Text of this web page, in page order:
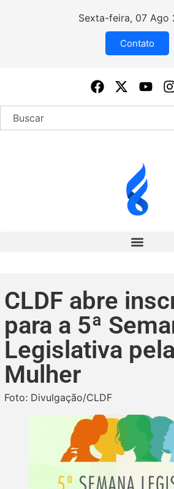
Sexta-feira, 07 Ago
Contato
CLDF abre
para a 5ª
Legislativa pela
Mulher
Foto: Divulgação/CLDF